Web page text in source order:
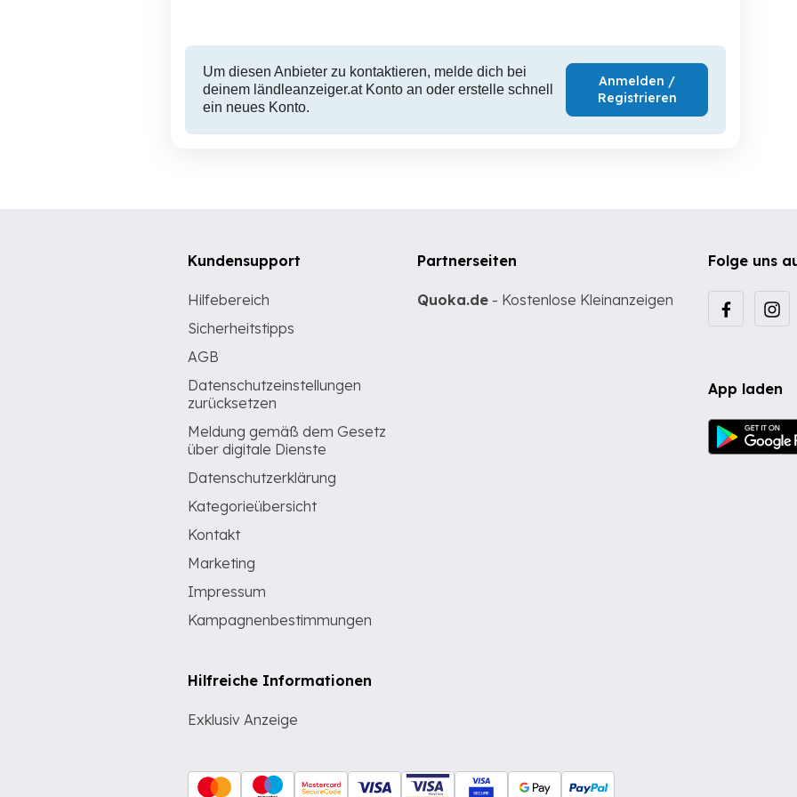
Um diesen Anbieter zu kontaktieren, melde dich bei
deinem ländleanzeiger.at Konto an oder erstelle schnell
ein neues Konto.
Anmelden /
Registrieren
Folge uns
App laden
Kundensupport
Hilfebereich
Sicherheitstipps
AGB
Datenschutzeinstellungen
zurücksetzen
Meldung gemäß dem Gesetz
über digitale Dienste
Datenschutzerklärung
Kategorieübersicht
Kontakt
Marketing
Impressum
Kampagnenbestimmungen
Hilfreiche Informationen
Exklusiv Anzeige
Partnerseiten
Quoka.de - Kostenlose Kleinanzeigen